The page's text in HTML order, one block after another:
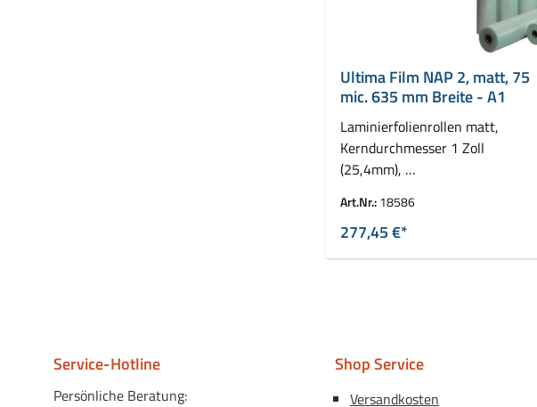
Ultima Film NAP 2, matt, 75
mic. 635 mm Breite - A1
Laminierfolienrollen matt,
Kerndurchmesser 1 Zoll
(25,4mm),
Art.Nr.:18586
277,45 €*
Service-Hotline
Persönliche Beratung:
Shop Service
Versandkosten